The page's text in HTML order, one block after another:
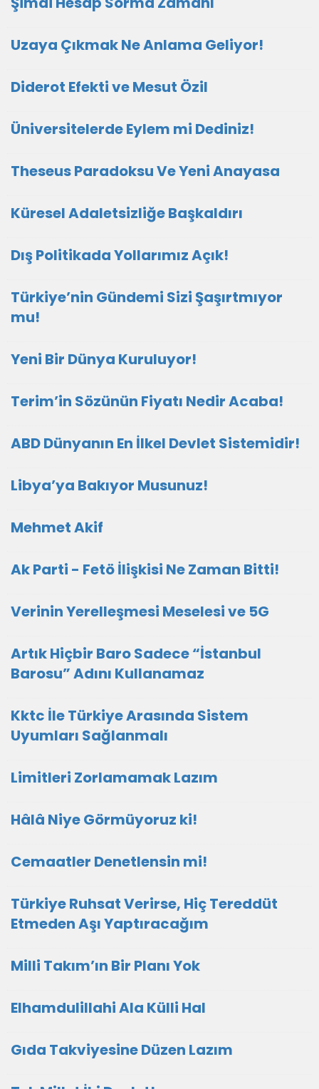
Uzaya Çıkmak Ne Anlama Geliyor!
Diderot Efekti ve Mesut Özil
Üniversitelerde Eylem mi Dediniz!
Theseus Paradoksu Ve Yeni Anayasa
Küresel Adaletsizliğe Başkaldırı
Dış Politikada Yollarımız Açık!
Türkiye’nin Gündemi Sizi Şaşırtmıyor
mu!
Yeni Bir Dünya Kuruluyor!
Terim’in Sözünün Fiyatı Nedir Acaba!
ABD Dünyanın En İlkel Devlet Sistemidir!
Libya’ya Bakıyor Musunuz!
Mehmet Akif
Ak Parti - Fetö İlişkisi Ne Zaman Bitti!
Verinin Yerelleşmesi Meselesi ve 5G
Artık Hiçbir Baro Sadece “İstanbul
Barosu” Adını Kullanamaz
Kktc İle Türkiye Arasında Sistem
Uyumları Sağlanmalı
Limitleri Zorlamamak Lazım
Hâlâ Niye Görmüyoruz ki!
Cemaatler Denetlensin mi!
Türkiye Ruhsat Verirse, Hiç Tereddüt
Etmeden Aşı Yaptıracağım
Milli Takım’ın Bir Planı Yok
Elhamdulillahi Ala Külli Hal
Gıda Takviyesine Düzen Lazım